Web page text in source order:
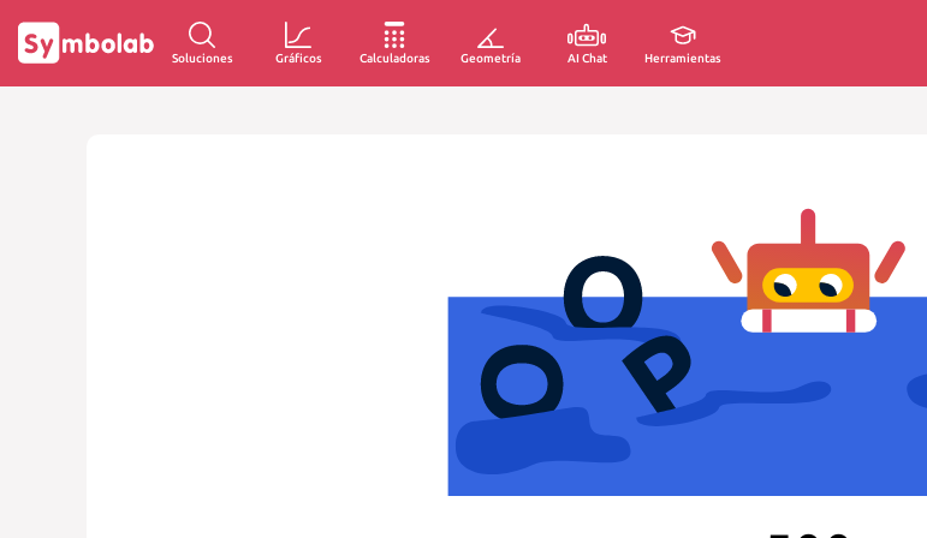
Soluciones Gráficos Calculadoras Geometría AI Chat Herramientas